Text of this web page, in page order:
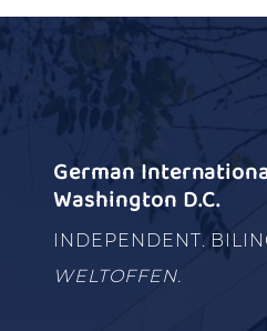
German
Washington D.C.
INDEPENDENT.
WELTOFFEN.